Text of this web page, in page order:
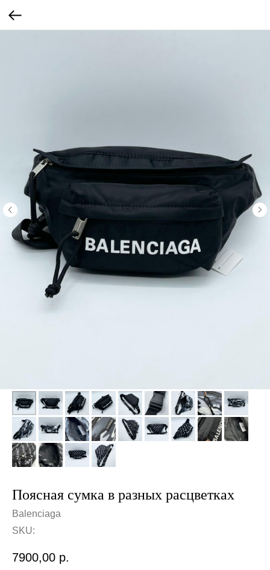
Поясная сумка в разных расцветках
Balenciaga
SKU:
7900,00 р.